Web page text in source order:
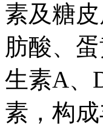
素及糖
肪酸、
生素A、
素，构